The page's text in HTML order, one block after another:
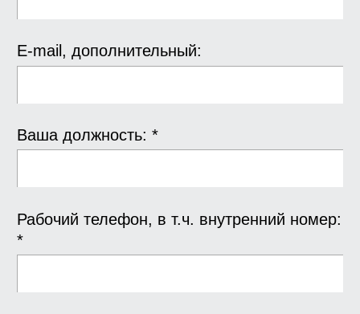
E-mail, дополнительный:
Ваша должность: *
Рабочий телефон, в т.ч. внутренний номер:
*